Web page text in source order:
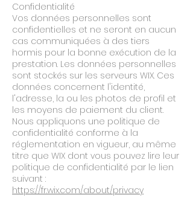
Confidentialité
Vos données personnelles sont
confidentielles et ne seront en aucun
cas communiquées à des tiers
hormis pour la bonne exécution de la
prestation. Les données personnelles
sont stockés sur les serveurs WIX. Ces
données concernent l'identité,
l'adresse, la ou les photos de profil et
les moyens de paiement du client.
Nous appliquons une politique de
confidentialité conforme à la
réglementation en vigueur, au même
titre que WIX dont vous pouvez lire leur
politique de confidentialité par le lien
suivant :
https://fr.wix.com/about/privacy